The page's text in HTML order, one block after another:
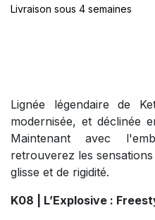
Livraison sous 4 semaines
Lignée légendaire de
modernisée, et déclinée
Maintenant avec
retrouverez les
glisse et de rigidité.
K08 | L’Explosive :